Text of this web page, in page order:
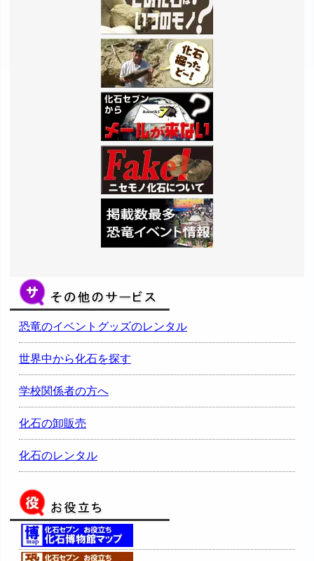
恐竜のイベントグッズのレンタル
世界中から化石を探す
学校関係者の方へ
化石の卸販売
化石のレンタル